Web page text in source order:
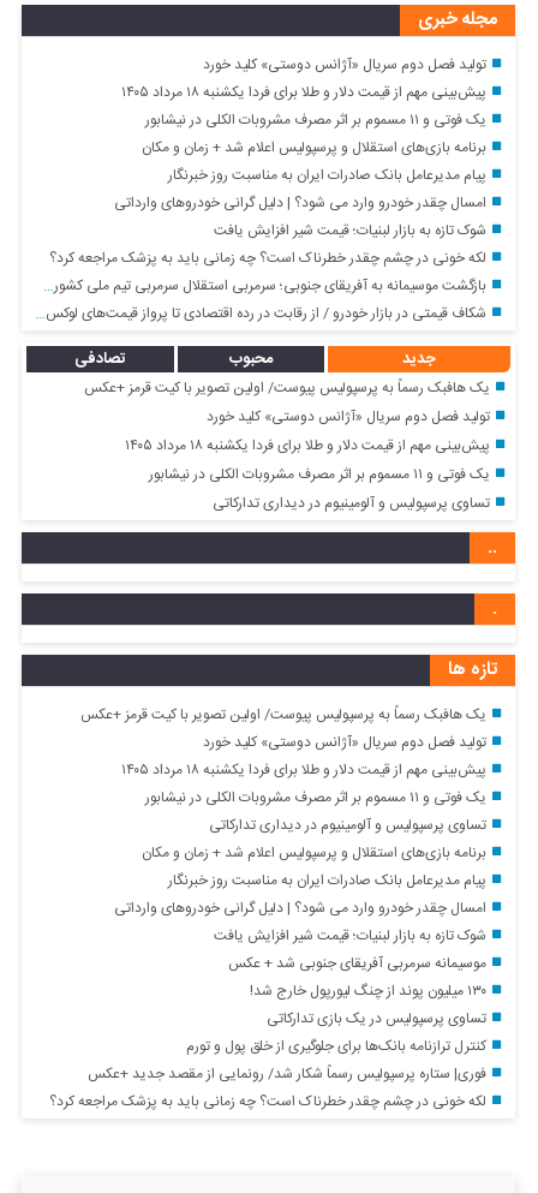
مجله خبری
تولید فصل دوم سریال «آژانس دوستی» کلید خورد
پیش‌بینی مهم از قیمت دلار و طلا برای فردا یکشنبه ۱۸ مرداد ۱۴۰۵
یک فوتی و ۱۱ مسموم بر اثر مصرف مشروبات الکلی در نیشابور
برنامه بازی‌های استقلال و پرسپولیس اعلام شد + زمان و مکان
پیام مدیرعامل بانک صادرات ایران به مناسبت روز خبرنگار
امسال چقدر خودرو وارد می شود؟ | دلیل گرانی خودروهای وارداتی
شوک تازه به بازار لبنیات؛ قیمت شیر افزایش یافت
لکه خونی در چشم چقدر خطرناک است؟ چه زمانی باید به پزشک مراجعه کرد؟
بازگشت موسیمانه به آفریقای جنوبی؛ سرمربی استقلال سرمربی تیم ملی کشورش شد
شکاف قیمتی در بازار خودرو / از رقابت در رده اقتصادی تا پرواز قیمت‌های لوکس + پیش‌بینی بازار
جدید محبوب تصادفی
یک هافبک رسماً به پرسپولیس پیوست/ اولین تصویر با کیت قرمز +عکس
تولید فصل دوم سریال «آژانس دوستی» کلید خورد
پیش‌بینی مهم از قیمت دلار و طلا برای فردا یکشنبه ۱۸ مرداد ۱۴۰۵
یک فوتی و ۱۱ مسموم بر اثر مصرف مشروبات الکلی در نیشابور
تساوی پرسپولیس و آلومینیوم در دیداری تدارکاتی
..
.
تازه ها
یک هافبک رسماً به پرسپولیس پیوست/ اولین تصویر با کیت قرمز +عکس
تولید فصل دوم سریال «آژانس دوستی» کلید خورد
پیش‌بینی مهم از قیمت دلار و طلا برای فردا یکشنبه ۱۸ مرداد ۱۴۰۵
یک فوتی و ۱۱ مسموم بر اثر مصرف مشروبات الکلی در نیشابور
تساوی پرسپولیس و آلومینیوم در دیداری تدارکاتی
برنامه بازی‌های استقلال و پرسپولیس اعلام شد + زمان و مکان
پیام مدیرعامل بانک صادرات ایران به مناسبت روز خبرنگار
امسال چقدر خودرو وارد می شود؟ | دلیل گرانی خودروهای وارداتی
شوک تازه به بازار لبنیات؛ قیمت شیر افزایش یافت
موسیمانه سرمربی آفریقای جنوبی شد + عکس
۱۳۰ میلیون پوند از چنگ لیورپول خارج شد!
تساوی پرسپولیس در یک بازی تدارکاتی
کنترل ترازنامه بانک‌ها برای جلوگیری از خلق پول و تورم
فوری| ستاره پرسپولیس رسماً شکار شد/ رونمایی از مقصد جدید +عکس
لکه خونی در چشم چقدر خطرناک است؟ چه زمانی باید به پزشک مراجعه کرد؟